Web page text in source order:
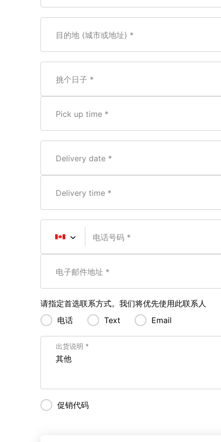
目的地 (城市或地址)
挑个日子
Pick up time
Delivery date
Delivery time
电话号码
电子邮件地址
请指定首选联系方式。我们将优先使用此联系人
电话
Text Email
出货说明
促销代码